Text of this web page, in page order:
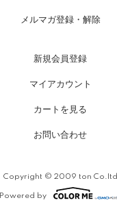
メルマガ登録・解除
新規会員登録
マイアカウント
カートを見る
お問い合わせ
Copyright © 2009 ton Co.ltd
Powered by